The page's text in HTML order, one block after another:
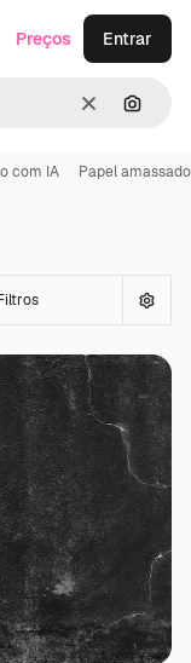
Limpar
Preços Entrar
com IA Papel amassado